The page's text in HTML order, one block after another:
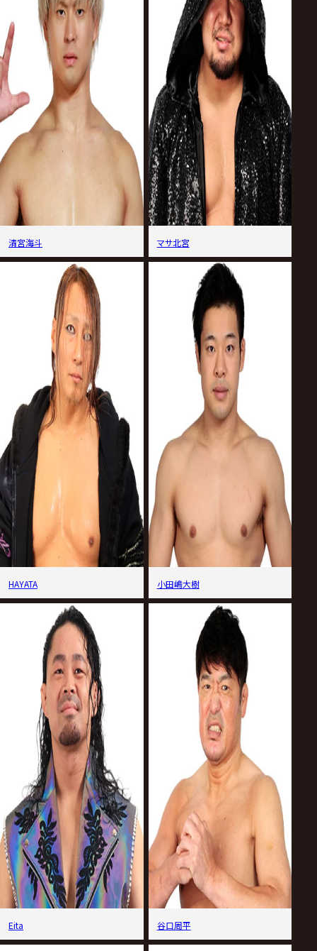
清宮海斗 マサ北宮
HAYATA 小田嶋大樹
Eita 谷口周平